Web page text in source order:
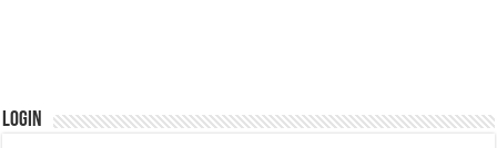
Login